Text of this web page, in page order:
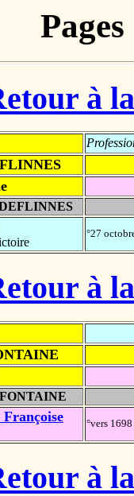
à
°27
à
°vers
à